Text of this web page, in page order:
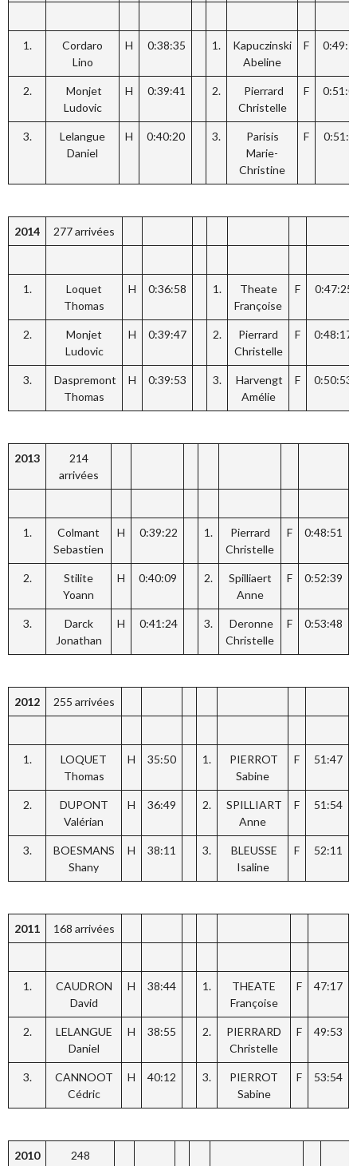
1.
Cordaro
Lino
H 0:38:35 1.
Kapuczinski
Abeline
F
2.
Monjet
Ludovic
H 0:39:41 2.
Pierrard
Christelle
F
3.
Lelangue
Daniel
H 0:40:20 3.
Parisis
Marie-
Christine
F
2014 277 arrivées
1.
Loquet
Thomas
H 0:36:58 1.
Theate
Françoise
F 0:47:25
2.
Monjet
Ludovic
H 0:39:47 2.
Pierrard
Christelle
F 0:48:17
3.
Daspremont
Thomas
H 0:39:53 3.
Harvengt
Amélie
F 0:50:53
2013
214
arrivées
1.
Colmant
Sebastien
H 0:39:22 1.
Pierrard
Christelle
F 0:48:51
2.
Stilite
Yoann
H 0:40:09 2.
Spilliaert
Anne
F 0:52:39
3.
Darck
Jonathan
H 0:41:24 3.
Deronne
Christelle
F 0:53:48
2012 255 arrivées
1.
LOQUET
Thomas
H 35:50 1.
PIERROT
Sabine
F 51:47
2.
DUPONT
Valérian
H 36:49 2.
SPILLIART
Anne
F 51:54
3.
BOESMANS
Shany
H 38:11 3.
BLEUSSE
Isaline
F 52:11
2011 168 arrivées
1.
CAUDRON
David
H 38:44 1.
THEATE
Françoise
F 47:17
2.
LELANGUE
Daniel
H 38:55 2.
PIERRARD
Christelle
F 49:53
3.
CANNOOT
Cédric
H 40:12 3.
PIERROT
Sabine
F 53:54
2010
248